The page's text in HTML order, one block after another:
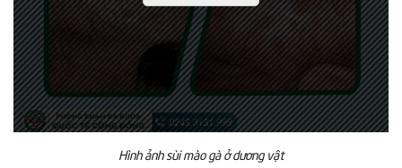
Hình ảnh sùi mào gà ở dương vật